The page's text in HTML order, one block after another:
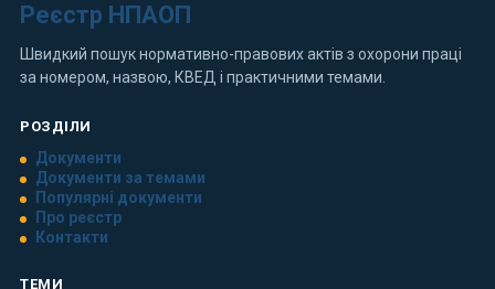
Реєстр НПАОП
Швидкий пошук нормативно-правових актів з охорони праці
за номером, назвою, КВЕД і практичними темами.
РОЗДІЛИ
Документи
Документи за темами
Популярні документи
Про реєстр
Контакти
ТЕМИ